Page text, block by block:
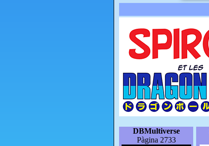
DBMultiverse
Pàgina 2733